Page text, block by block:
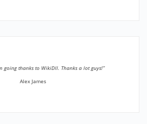
going thanks to WikiDll. Thanks a lot guys!”
Alex James